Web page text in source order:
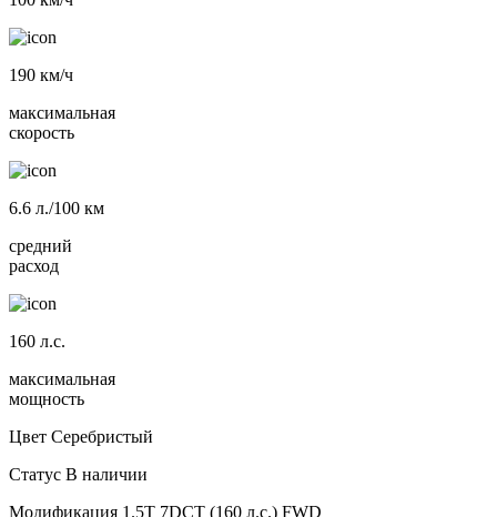
190 км/ч
максимальная
скорость
6.6 л./100 км
средний
расход
160 л.с.
максимальная
мощность
Цвет Серебристый
Статус В наличии
Модификация 1.5T 7DCT (160 л.с.) FWD